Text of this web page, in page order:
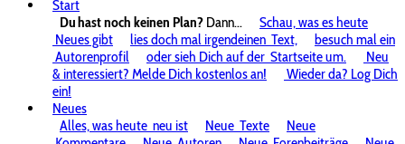
Start
Du hast noch keinen Plan? Dann...
Schau, was es heute
Neues gibt
lies doch mal irgendeinen Text,
besuch mal ein
Autorenprofil
oder sieh Dich auf der Startseite um.
Neu
& interessiert? Melde Dich kostenlos an!
Wieder da? Log Dich
ein!
Neues
Alles, was heute neu ist Neue Texte
Neue